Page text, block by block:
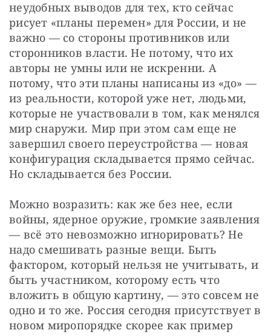
неудобных выводов для тех, кто сейчас
рисует «планы перемен» для России, и не
важно — со стороны противников или
сторонников власти. Не потому, что их
авторы не умны или не искренни. А
потому, что эти планы написаны из «до» —
из реальности, которой уже нет, людьми,
которые не участвовали в том, как менялся
мир снаружи. Мир при этом сам еще не
завершил своего переустройства — новая
конфигурация складывается прямо сейчас.
Но складывается без России.
Можно возразить: как же без нее, если
войны, ядерное оружие, громкие заявления
— всё это невозможно игнорировать? Не
надо смешивать разные вещи. Быть
фактором, который нельзя не учитывать, и
быть участником, которому есть что
вложить в общую картину, — это совсем не
одно и то же. Россия сегодня присутствует в
новом миропорядке скорее как пример